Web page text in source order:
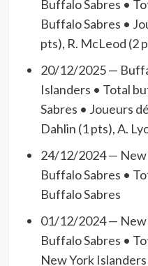
Buffalo Sabres •
Buffalo Sabres •
pts), R. McLeod (2
20/12/2025 —
Islanders • Total
Sabres • Joueurs
Dahlin (1 pts), A.
24/12/2024 — New
Buffalo Sabres •
Buffalo Sabres
01/12/2024 — New
Buffalo Sabres •
New York Islanders